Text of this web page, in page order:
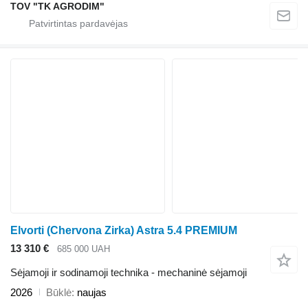
TOV "TK AGRODIM"
Elvorti (Chervona Zirka) Astra 5.4 PREMIUM
13 310 €
685 000 UAH
Sėjamoji ir sodinamoji technika - mechaninė sėjamoji
2026
Būklė naujas